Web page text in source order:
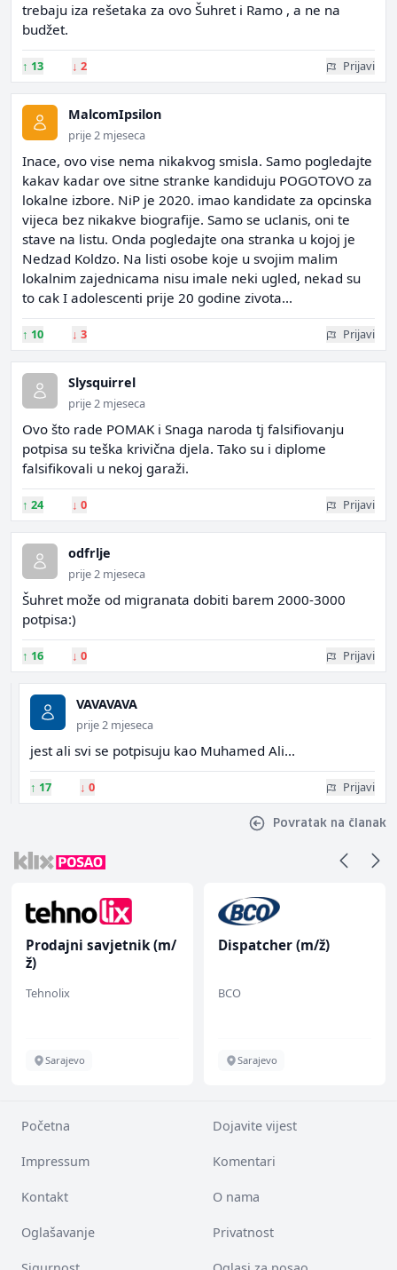
trebaju iza rešetaka za ovo Šuhret i Ramo , a ne na
budžet.
↑ 13 ↓ 2 Prijavi
MalcomIpsilon
prije 2 mjeseca
Inace, ovo vise nema nikakvog smisla. Samo pogledajte
kakav kadar ove sitne stranke kandiduju POGOTOVO za
lokalne izbore. NiP je 2020. imao kandidate za opcinska
vijeca bez nikakve biografije. Samo se uclanis, oni te
stave na listu. Onda pogledajte ona stranka u kojoj je
Nedzad Koldzo. Na listi osobe koje u svojim malim
lokalnim zajednicama nisu imale neki ugled, nekad su
to cak I adolescenti prije 20 godine zivota...
↑ 10 ↓ 3 Prijavi
Slysquirrel
prije 2 mjeseca
Ovo što rade POMAK i Snaga naroda tj falsifiovanju
potpisa su teška krivična djela. Tako su i diplome
falsifikovali u nekoj garaži.
↑ 24 ↓ 0 Prijavi
odfrlje
prije 2 mjeseca
Šuhret može od migranata dobiti barem 2000-3000
potpisa:)
↑ 16 ↓ 0 Prijavi
VAVAVAVA
prije 2 mjeseca
jest ali svi se potpisuju kao Muhamed Ali...
↑ 17 ↓ 0 Prijavi
Povratak na članak
Prodajni savjetnik (m/
ž)
Tehnolix
Sarajevo
Dispatcher (m/ž)
BCO
Sarajevo
Početna Dojavite vijest
Impressum Komentari
Kontakt O nama
Oglašavanje Privatnost